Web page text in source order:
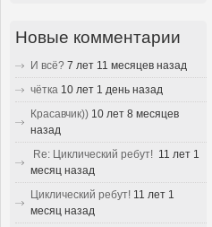
Новые комментарии
И всё? 7 лет 11 месяцев назад
чётка 10 лет 1 день назад
Красавчик)) 10 лет 8 месяцев
назад
Re: Циклический ребут! 11 лет 1
месяц назад
Циклический ребут! 11 лет 1
месяц назад